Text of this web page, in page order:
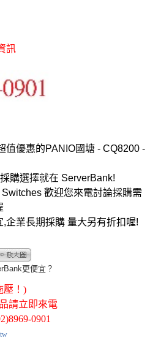
訊
值優惠的PANIO國塘 - CQ8200 -
購選擇就在 ServerBank!
歡迎您來電討論採購需
企業長期採購 量大另有折扣喔!
更便宜？
壓！)
請立即來電
0901